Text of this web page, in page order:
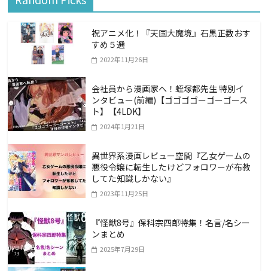
祝アニメ化！『天国大魔境』石黒正数おす
すめ５選
2022年11月26日
会社員から漫画家へ！蛭塚都先生 特別イ
ンタビュー(前編)【ゴゴゴゴーゴーゴース
ト】【4LDK】
2024年1月21日
異世界系漫画レビュー空間『乙女ゲームの
悪役令嬢に転生したけどフォロワーが布教
してた知識しかない』
2023年11月25日
『怪獣8号』保科宗四郎特集！名言/名シー
ンまとめ
2025年7月29日